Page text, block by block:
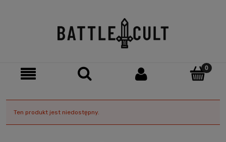
Ten produkt jest niedostępny.